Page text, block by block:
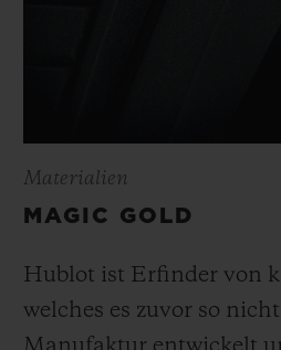
Materialien
MAGIC GOLD
Hublot ist Erfinder von
welches es zuvor so